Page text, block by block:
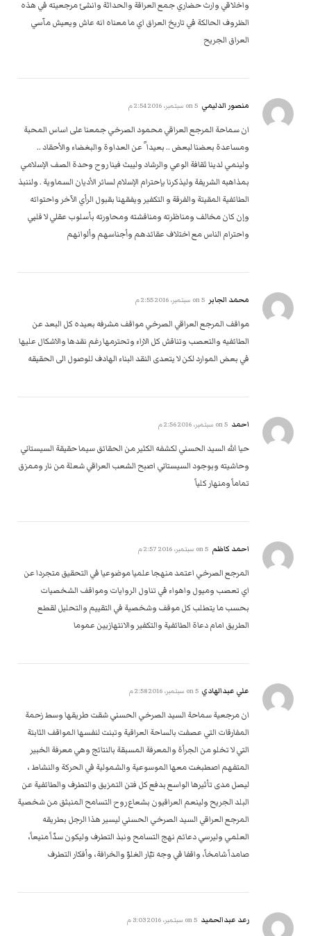
واخلاقي وارث حضاري جمع العراقة والحداثة وانشئ مرجعيته في هذه
الظروف الحالكة في تاريخ العراق اي ما معناه انه عاش ويعيش مآسي
العراق الجريح
منصور الدليمي 5 سبتمبر، 2016 2:54 م
ان سماحة المرجع العراقي محمود الصرخي جمعنا على اساس المحبة
ومساعدة بعضنا لبعض .. بعيدا ً عن العداوة والبغضاء والأحقاد ..
ولينمي لدينا ثقافة الوعي والرشاد وليبث فينا روح وحدة الصف الإسلامي
بمذاهبه الشريفة وليذكرنا بإحترام الإسلام لسائر الأديان السماوية . ولننبذ
الطائفية المقيتة والفرقة و التكفير ويفقهنا بقبول الرأي الآخر واحتوائه
وإن كان مخالف ومناظرته ومناقشته ومحاورته بأسلوب عقلي لا قلبي
واحترام الناس مع اختلاف عقائدهم وأجناسهم وألوانهم
محمد الجابر 5 سبتمبر، 2016 2:55 م
مواقف المرجع العراقي الصرخي مواقف مشرفه بعيده كل البعد عن
الطائفيه والتعصب وتناقش كل الاراء وتحترمها رغم نقدها والاشكال عليها
في بعض الموارد لكن لا يتعدى النقد البناء الهادف للوصول الى الحقيقه
احمد 5 سبتمبر، 2016 2:56 م
حيا الله السيد الحسني لكشفه الكثير من الحقائق سيما حقيقة السيستاني
وحاشيته وبوجود السيستاني اصبح الشعب العراقي شعلة من نار وممزق
تماماً ومنهار كلياً
احمد كاظم 5 سبتمبر، 2016 2:57 م
المرجع الصرخي اعتمد منهجا علميا موضوعيا في التحقيق متجردا عن
اي تعصب وميول واهواء في تناول الروايات ومواقف الشخصيات
بحسب ما يتطلب كل موقف وشخصية في التقييم والتحليل لقطع
الطريق امام دعاة الطائفية والتكفير والانتهازيين عموما
علي عبدالهادي 5 سبتمبر، 2016 2:58 م
ان مرجعية سماحة السيد الصرخي الحسني شقت طريقها وسط زحمة
المفارقات التي عصفت بالساحة العراقية وتبنت لنفسها المواقف الثابتة
التي لا تخلو من الجرأة والمعرفة المسبقة بالنتائج وهي معرفة الخبير
المتفهم اصطبغت معها الموسوعية والشمولية في الحركة والنشاط ،
ليصل مدى تأثيرها الواسع بدفع كل فتن التمزيق والتطرف والطائفية عن
البلد الجريح ولينعم العراقيون بشعاع روح التسامح المنبثق من شخصية
المرجع العراقي السيد الصرخي الحسني ليسير هذا الرجل بطريقه
العلمي وليرسي دعائم نهج التسامح ونبذ التطرف وليكون سدّاً منيعاً،
صامداً شامخاً، واقفا في وجه تيّار الغلوّ والخرافة، وأفكار التطرف
رعد عبدالحميد 5 سبتمبر، 2016 3:03 م